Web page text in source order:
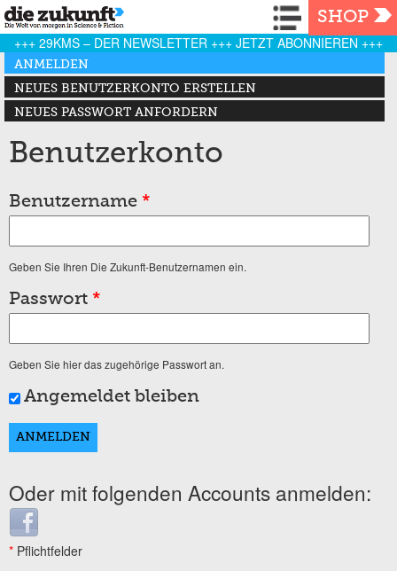
Navigation
SHOP
+++ 29KMS – DER NEWSLETTER +++ JETZT ABONNIEREN +++
Haupt-Reiter
ANMELDEN
(AKTIVER REITER)
NEUES BENUTZERKONTO ERSTELLEN
NEUES PASSWORT ANFORDERN
Benutzerkonto
Benutzername *
Geben Sie Ihren Die Zukunft-Benutzernamen ein.
Passwort *
Geben Sie hier das zugehörige Passwort an.
Angemeldet bleiben
Oder mit folgenden Accounts anmelden:
Login with Facebook
* Pflichtfelder